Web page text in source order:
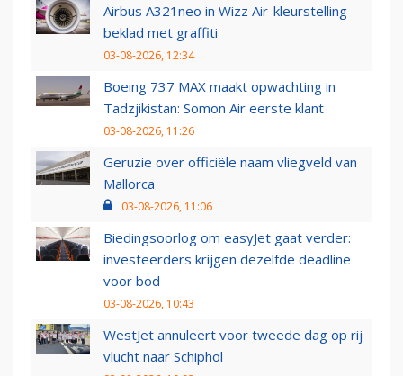
Airbus A321neo in Wizz Air-kleurstelling
beklad met graffiti
03-08-2026, 12:34
Boeing 737 MAX maakt opwachting in
Tadzjikistan: Somon Air eerste klant
03-08-2026, 11:26
Geruzie over officiële naam vliegveld van
Mallorca
03-08-2026, 11:06
Biedingsoorlog om easyJet gaat verder:
investeerders krijgen dezelfde deadline
voor bod
03-08-2026, 10:43
WestJet annuleert voor tweede dag op rij
vlucht naar Schiphol